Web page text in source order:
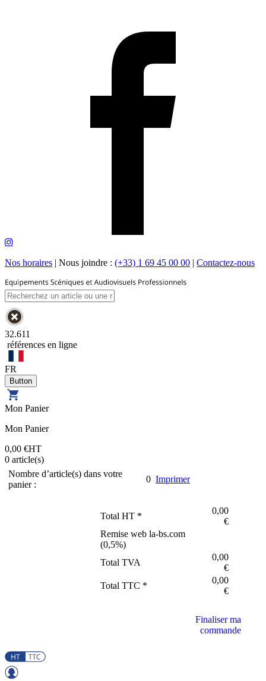
Nos horaires | Nous joindre : (+33) 1 69 45 00 00 | Contactez-nous
32.611
références en ligne
FR
Mon Panier
Mon Panier
0,00 €HT
0 article(s)
Nombre d’article(s) dans votre
panier :
0 Imprimer
Total HT *
0,00
€
Remise web la-bs.com
(0,5%)
Total TVA
0,00
€
Total TTC *
0,00
€
Finaliser ma
commande